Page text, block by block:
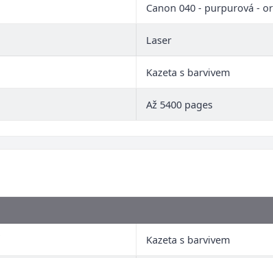
Canon 040 - purpurová -
Laser
Kazeta s barvivem
Až 5400 pages
Kazeta s barvivem